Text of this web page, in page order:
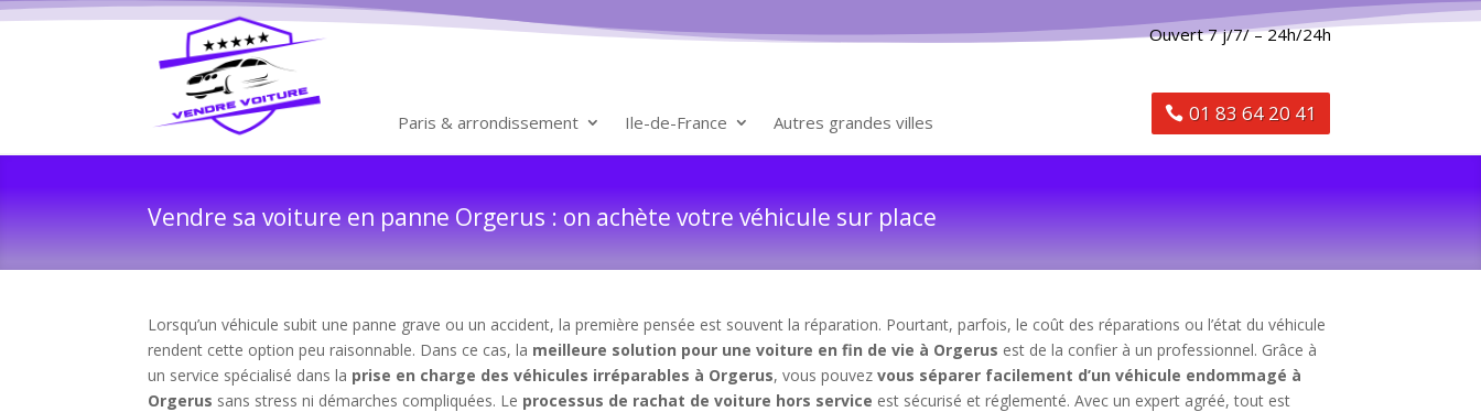
Paris & arrondissement Ile-de-France Autres grandes villes
Ouvert 7 j/7/ – 24h/24h
01 83 64 20 41
Vendre sa voiture en panne Orgerus : on achète votre véhicule sur place
Lorsqu’un véhicule subit une panne grave ou un accident, la première pensée est souvent la réparation. Pourtant, parfois, le coût des réparations ou l’état du véhicule
rendent cette option peu raisonnable. Dans ce cas, la meilleure solution pour une voiture en fin de vie à Orgerus est de la confier à un professionnel. Grâce à
un service spécialisé dans la prise en charge des véhicules irréparables à Orgerus, vous pouvezvous séparer facilement d’un véhicule endommagé à
Orgerus sans stress ni démarches compliquées. Le processus de rachat de voiture hors service est sécurisé et réglementé. Avec un expert agréé, tout est